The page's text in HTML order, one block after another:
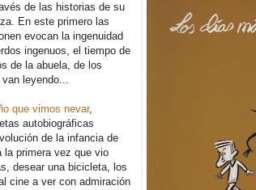
de las historias de su
En este primero las
evocan la ingenuidad
ingenuos, el tiempo de
de la abuela, de los
leyendo...
que vimos nevar,
autobiográficas
de la infancia de
la primera vez que vio
desear una bicicleta, los
cine a ver con admiración